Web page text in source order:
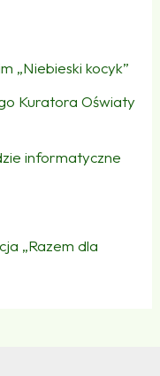
„Niebieski kocyk”
Kuratora Oświaty
informatyczne
„Razem dla